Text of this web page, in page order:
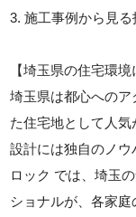
3. 施工事例から見
【埼玉県の住宅環
埼玉県は都心への
た住宅地として人
設計には独自のノ
ロック では、埼玉
ショナルが、各家